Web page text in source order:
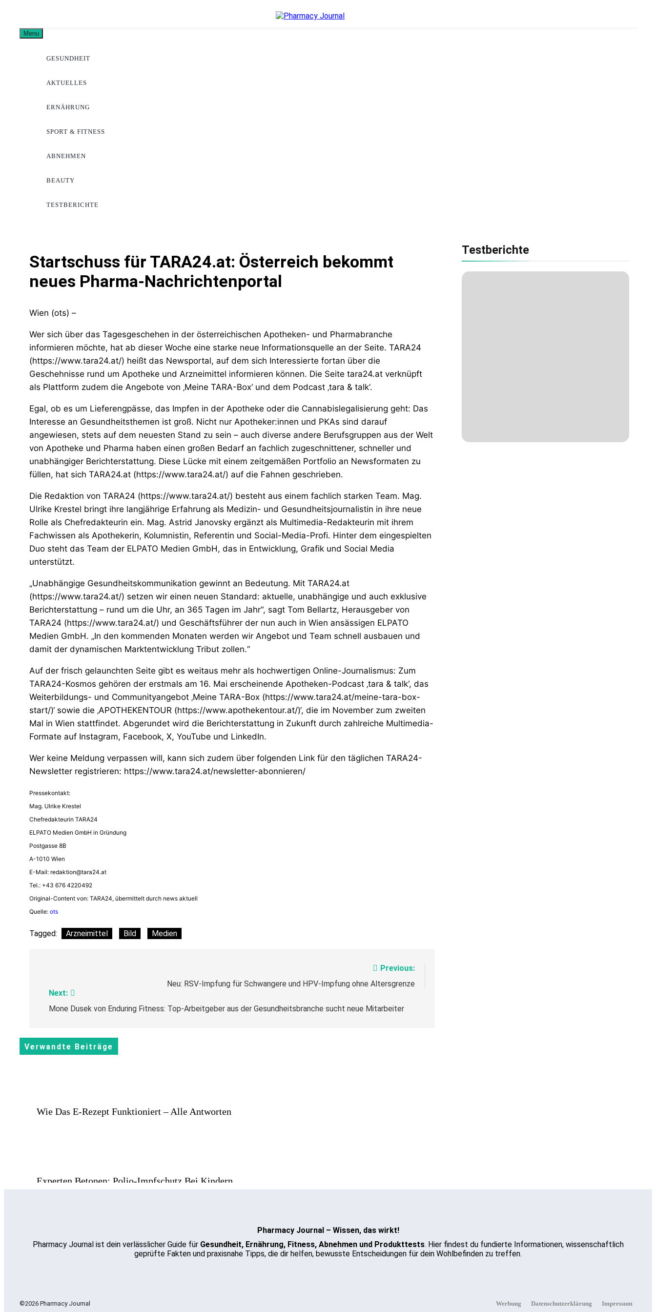
content
Pharmacy Journal
Menu
GESUNDHEIT
AKTUELLES
ERNÄHRUNG
SPORT & FITNESS
ABNEHMEN
BEAUTY
TESTBERICHTE
Startschuss für TARA24.at: Österreich bekommt
neues Pharma-Nachrichtenportal
Wien (ots) –
Wer sich über das Tagesgeschehen in der österreichischen Apotheken- und Pharmabranche
informieren möchte, hat ab dieser Woche eine starke neue Informationsquelle an der Seite. TARA24
(https://www.tara24.at/) heißt das Newsportal, auf dem sich Interessierte fortan über die
Geschehnisse rund um Apotheke und Arzneimittel informieren können. Die Seite tara24.at verknüpft
als Plattform zudem die Angebote von ‚Meine TARA-Box‘ und dem Podcast ‚tara & talk‘.
Egal, ob es um Lieferengpässe, das Impfen in der Apotheke oder die Cannabislegalisierung geht: Das
Interesse an Gesundheitsthemen ist groß. Nicht nur Apotheker:innen und PKAs sind darauf
angewiesen, stets auf dem neuesten Stand zu sein – auch diverse andere Berufsgruppen aus der Welt
von Apotheke und Pharma haben einen großen Bedarf an fachlich zugeschnittener, schneller und
unabhängiger Berichterstattung. Diese Lücke mit einem zeitgemäßen Portfolio an Newsformaten zu
füllen, hat sich TARA24.at (https://www.tara24.at/) auf die Fahnen geschrieben.
Die Redaktion von TARA24 (https://www.tara24.at/) besteht aus einem fachlich starken Team. Mag.
Ulrike Krestel bringt ihre langjährige Erfahrung als Medizin- und Gesundheitsjournalistin in ihre neue
Rolle als Chefredakteurin ein. Mag. Astrid Janovsky ergänzt als Multimedia-Redakteurin mit ihrem
Fachwissen als Apothekerin, Kolumnistin, Referentin und Social-Media-Profi. Hinter dem eingespielten
Duo steht das Team der ELPATO Medien GmbH, das in Entwicklung, Grafik und Social Media
unterstützt.
„Unabhängige Gesundheitskommunikation gewinnt an Bedeutung. Mit TARA24.at
(https://www.tara24.at/) setzen wir einen neuen Standard: aktuelle, unabhängige und auch exklusive
Berichterstattung – rund um die Uhr, an 365 Tagen im Jahr“, sagt Tom Bellartz, Herausgeber von
TARA24 (https://www.tara24.at/) und Geschäftsführer der nun auch in Wien ansässigen ELPATO
Medien GmbH. „In den kommenden Monaten werden wir Angebot und Team schnell ausbauen und
damit der dynamischen Marktentwicklung Tribut zollen.“
Auf der frisch gelaunchten Seite gibt es weitaus mehr als hochwertigen Online-Journalismus: Zum
TARA24-Kosmos gehören der erstmals am 16. Mai erscheinende Apotheken-Podcast ‚tara & talk‘, das
Weiterbildungs- und Communityangebot ‚Meine TARA-Box (https://www.tara24.at/meine-tara-box-
start/)‘ sowie die ‚APOTHEKENTOUR (https://www.apothekentour.at/)‘, die im November zum zweiten
Mal in Wien stattfindet. Abgerundet wird die Berichterstattung in Zukunft durch zahlreiche Multimedia-
Formate auf Instagram, Facebook, X, YouTube und LinkedIn.
Wer keine Meldung verpassen will, kann sich zudem über folgenden Link für den täglichen TARA24-
Newsletter registrieren: https://www.tara24.at/newsletter-abonnieren/
Pressekontakt:
Mag. Ulrike Krestel
Chefredakteurin TARA24
ELPATO Medien GmbH in Gründung
Postgasse 8B
A-1010 Wien
E-Mail: redaktion@tara24.at
Tel.: +43 676 4220492
Original-Content von: TARA24, übermittelt durch news aktuell
Quelle: ots
Tagged: Arzneimittel Bild Medien
Previous:
Neu: RSV-Impfung für Schwangere und HPV-Impfung ohne Altersgrenze
Next:
Mone Dusek von Enduring Fitness: Top-Arbeitgeber aus der Gesundheitsbranche sucht neue Mitarbeiter
Verwandte Beiträge
Wie Das E-Rezept Funktioniert – Alle Antworten
Experten Betonen: Polio-Impfschutz Bei Kindern
Testberichte
Pharmacy Journal – Wissen, das wirkt!
Pharmacy Journal ist dein verlässlicher Guide für Gesundheit, Ernährung, Fitness, Abnehmen und Produkttests. Hier findest du fundierte Informationen, wissenschaftlich
geprüfte Fakten und praxisnahe Tipps, die dir helfen, bewusste Entscheidungen für dein Wohlbefinden zu treffen.
©2026 Pharmacy Journal Werbung Datenschutzerklärung Impressum